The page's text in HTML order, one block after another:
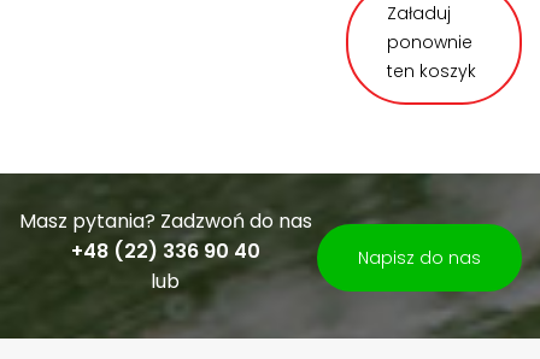
Załaduj
ponownie
ten koszyk
Masz pytania? Zadzwoń do nas
+48 (22) 336 90 40
lub
Napisz do nas